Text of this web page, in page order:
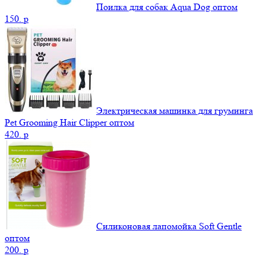
Поилка для собак Aqua Dog оптом
150. p
Электрическая машинка для груминга
Pet Grooming Hair Clipper оптом
420. p
Силиконовая лапомойка Soft Gentle
оптом
200. p